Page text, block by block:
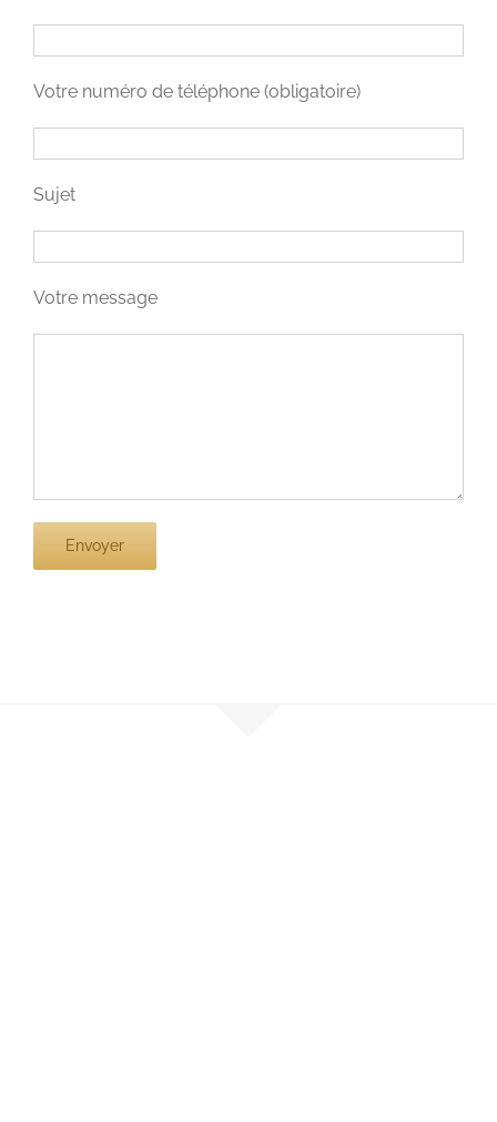
Votre numéro de téléphone (obligatoire)
Sujet
Votre message